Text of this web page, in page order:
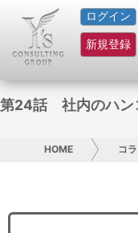
ログイン
新規登録
HOME
サービス紹介
コラム
お問い合わせ
第24話 社内のハン
HOME コ